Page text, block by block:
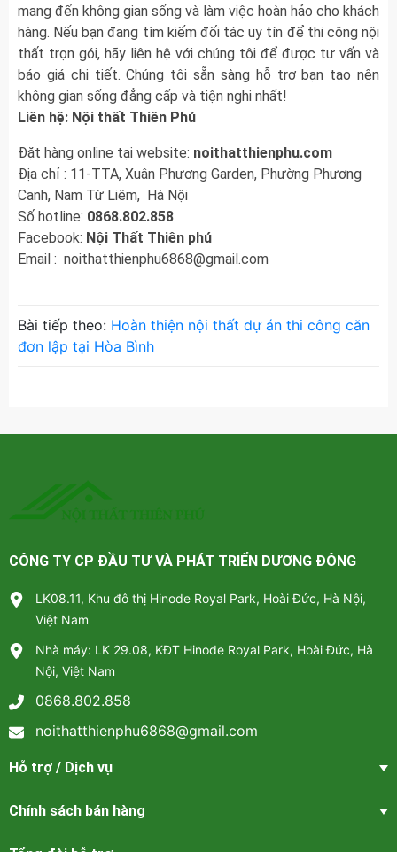
mang đến không gian sống và làm việc hoàn hảo cho khách
hàng. Nếu bạn đang tìm kiếm đối tác uy tín để thi công nội
thất trọn gói, hãy liên hệ với chúng tôi để được tư vấn và
báo giá chi tiết. Chúng tôi sẵn sàng hỗ trợ bạn tạo nên
không gian sống đẳng cấp và tiện nghi nhất!
Liên hệ: Nội thất Thiên Phú
Đặt hàng online tại website: noithatthienphu.com
Địa chỉ : 11-TTA, Xuân Phương Garden, Phường Phương
Canh, Nam Từ Liêm, Hà Nội
Số hotline: 0868.802.858
Facebook: Nội Thất Thiên phú
Email : noithatthienphu6868@gmail.com
Bài tiếp theo: Hoàn thiện nội thất dự án thi công căn
đơn lập tại Hòa Bình
CÔNG TY CP ĐẦU TƯ VÀ PHÁT TRIỂN DƯƠNG ĐÔNG
LK08.11, Khu đô thị Hinode Royal Park, Hoài Đức, Hà Nội,
Việt Nam
Nhà máy: LK 29.08, KĐT Hinode Royal Park, Hoài Đức, Hà
Nội, Việt Nam
0868.802.858
noithatthienphu6868@gmail.com
Hỗ trợ / Dịch vụ
Chính sách bán hàng